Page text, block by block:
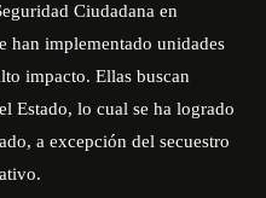
Ciudadana en
han implementado unidades
impacto. Ellas buscan
Estado, lo cual se ha logrado
a excepción del secuestro